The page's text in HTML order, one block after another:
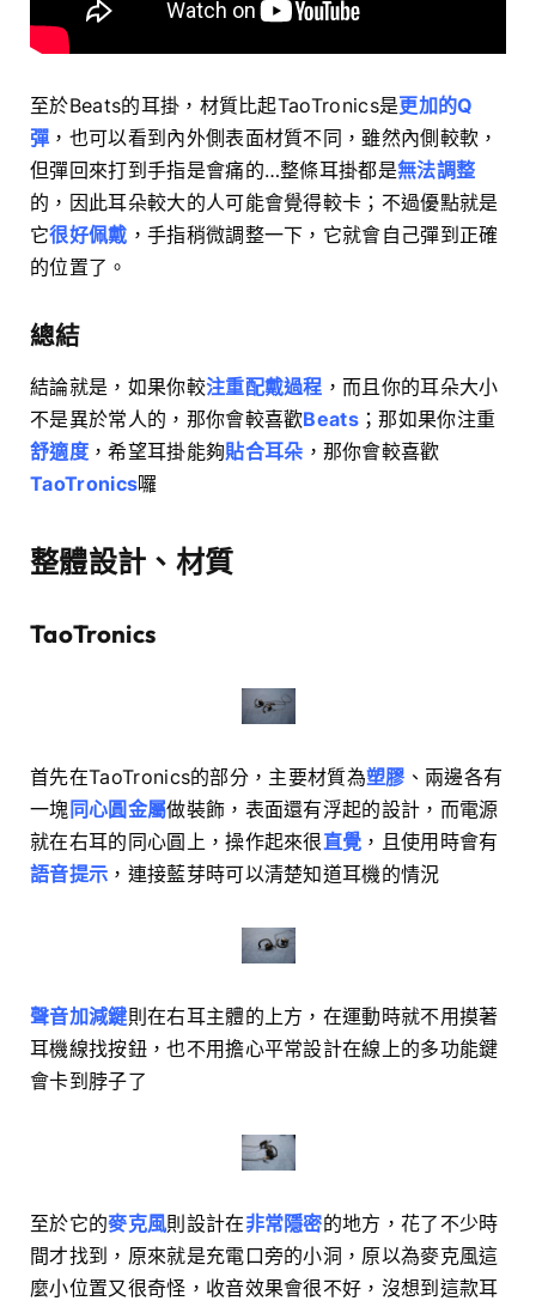
至於Beats的耳掛，材質比起TaoTronics是更加的Q
彈 ，也可以看到內外側表面材質不同，雖然內側較軟，
但彈回來打到手指是會痛的…整條耳掛都是無法調整
的，因此耳朵較大的人可能會覺得較卡；不過優點就是
它很好佩戴 ，手指稍微調整一下，它就會自己彈到正確
的位置了。
總結
結論就是，如果你較注重配戴過程 ，而且你的耳朵大小
不是異於常人的，那你會較喜歡Beats ；那如果你注重
舒適度，希望耳掛能夠貼合耳朵 ，那你會較喜歡
TaoTronics囉
整體設計、材質
TaoTronics
首先在TaoTronics的部分，主要材質為塑膠 、兩邊各有
一塊 同心圓金屬做裝飾，表面還有浮起的設計，而電源
就在右耳的同心圓上，操作起來很直覺 ，且使用時會有
語音提示 ，連接藍芽時可以清楚知道耳機的情況
聲音加減鍵則在右耳主體的上方，在運動時就不用摸著
耳機線找按鈕，也不用擔心平常設計在線上的多功能鍵
會卡到脖子了
至於它的麥克風則設計在非常隱密的地方，花了不少時
間才找到，原來就是充電口旁的小洞，原以為麥克風這
麼小位置又很奇怪，收音效果會很不好，沒想到這款耳